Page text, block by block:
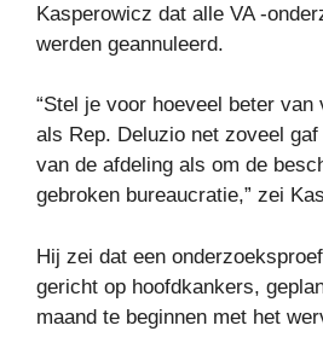
Kasperowicz dat alle VA -
werden geannuleerd.
“Stel je voor hoeveel beter van
als Rep. Deluzio net zoveel
van de afdeling als om de
gebroken bureaucratie,” zei
Hij zei dat een
gericht op hoofdkankers,
maand te beginnen met het